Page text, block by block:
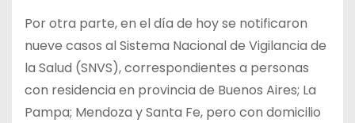
Por otra parte, en el día de hoy se notificaron
nueve casos al Sistema Nacional de Vigilancia de
la Salud (SNVS), correspondientes a personas
con residencia en provincia de Buenos Aires; La
Pampa; Mendoza y Santa Fe, pero con domicilio